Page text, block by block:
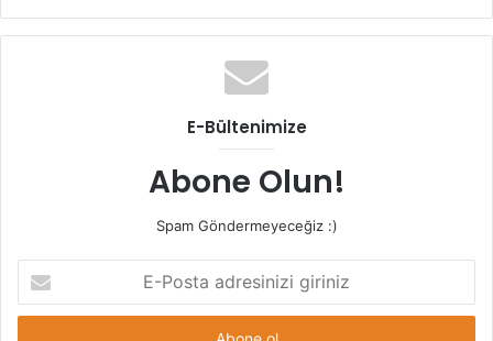
E-Bültenimize
Abone Olun!
Spam Göndermeyeceğiz :)
Posta
adresinizi